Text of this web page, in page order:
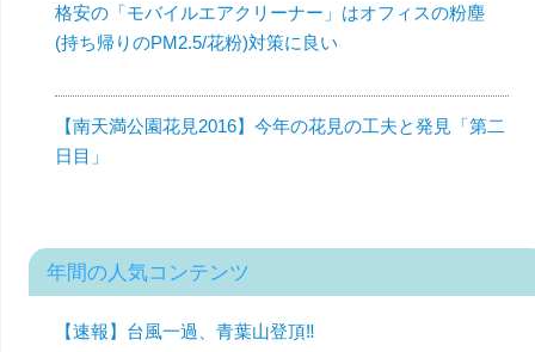
格安の「モバイルエアクリーナー」はオフィスの粉塵
(持ち帰りのPM2.5/花粉)対策に良い
【南天満公園花見2016】今年の花見の工夫と発見「第二
日目」
年間の人気コンテンツ
【速報】台風一過、青葉山登頂‼︎